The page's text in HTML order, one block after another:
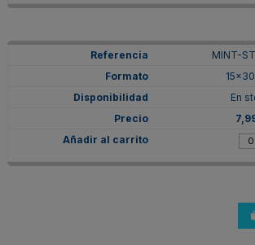
MINT-
En